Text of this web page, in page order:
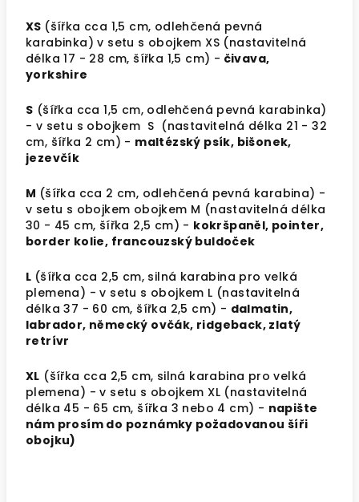
XS (šířka cca 1,5 cm, odlehčená pevná
karabinka) v setu s obojkem XS (nastavitelná
délka 17 - 28 cm, šířka 1,5 cm) - čivava,
yorkshire
S (šířka cca 1,5 cm, odlehčená pevná karabinka)
- v setu s obojkem S (nastavitelná délka 21 - 32
cm, šířka 2 cm) - maltézský psík, bišonek,
jezevčík
M (šířka cca 2 cm, odlehčená pevná karabina) -
v setu s obojkem obojkem M (nastavitelná délka
30 - 45 cm, šířka 2,5 cm) - kokršpaněl, pointer,
border kolie, francouzský buldoček
L (šířka cca 2,5 cm, silná karabina pro velká
plemena) - v setu s obojkem L (nastavitelná
délka 37 - 60 cm, šířka 2,5 cm) - dalmatin,
labrador, německý ovčák, ridgeback, zlatý
retrívr
XL (šířka cca 2,5 cm, silná karabina pro velká
plemena) - v setu s obojkem XL (nastavitelná
délka 45 - 65 cm, šířka 3 nebo 4 cm) - napište
nám prosím do poznámky požadovanou šíři
obojku)